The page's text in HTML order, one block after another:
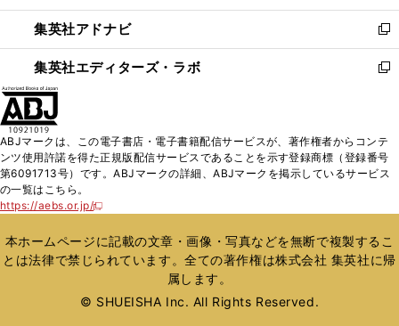
開
く
ウ
で
開
く
ン
ド
ウ
で
ウ
ィ
ン
ド
く
集英社アドナビ
新
し
い
ド
ウ
で
集英社エディターズ・ラボ
新
ィ
ン
ド
開
く
ABJマークは、この電子書店・電子書籍配信サービスが、著作権者からコンテ
ンツ使用許諾を得た正規版配信サービスであることを示す登録商標（登録番号
第6091713号）です。ABJマークの詳細、ABJマークを掲示しているサービス
の一覧はこちら。
https://aebs.or.jp/
新
い
ウ
ィ
ウ
本ホームページに記載の文章・画像・写真などを無断で複製するこ
とは法律で禁じられています。全ての著作権は株式会社 集英社に帰
属します。
© SHUEISHA Inc. All Rights Reserved.